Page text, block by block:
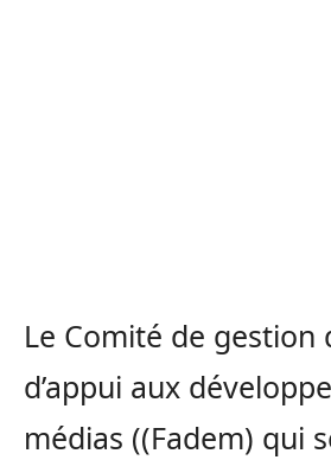
Le Comité de gestion
d’appui aux
médias ((Fadem) qui